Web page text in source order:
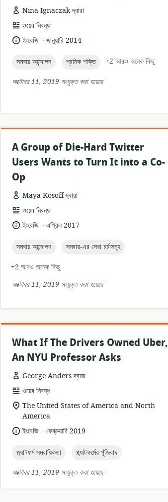
Nina Ignaczak দ্বারা
তথ্যসম্পদের
ফর্ম্যাট:
ওয়েব নিবন্ধ
ভাষা:ইংরেজি .
প্রকাশনারজানুয়ারি 2014
topic:
সমবায় আন্দোলন topic:
শ্রমিক শক্তি
+2 আরও অনেক কিছু
অক্টোবর 11, 2019 সংযুক্ত করা হয়েছে
A Group of Die-Hard Twitter
Users Wants to Turn It into a Co-
Op
Maya Kosoff দ্বারা
তথ্যসম্পদের
ফর্ম্যাট:
ওয়েব নিবন্ধ
ভাষা:ইংরেজি .
প্রকাশনারএপ্রিল 2017
topic:
সমবায় আন্দোলন topic:
সমবায়-এর সেরা চর্চাসমূহ
+2 আরও অনেক কিছু
অক্টোবর 11, 2019 সংযুক্ত করা হয়েছে
What If The Drivers Owned Uber,
An NYU Professor Asks
George Anders দ্বারা
তথ্যসম্পদের
ফর্ম্যাট:
ওয়েব নিবন্ধ
প্রাসঙ্গিকতার
অবস্থান:
The United States of America and North
America
ভাষা:ইংরেজি .
প্রকাশনারফেব্রুয়ারি 2019
topic:
প্ল্যাটফর্ম সমবায়িকতা topic:
প্ল্যাটফর্মের পুঁজিবাদ
অক্টোবর 11, 2019 সংযুক্ত করা হয়েছে